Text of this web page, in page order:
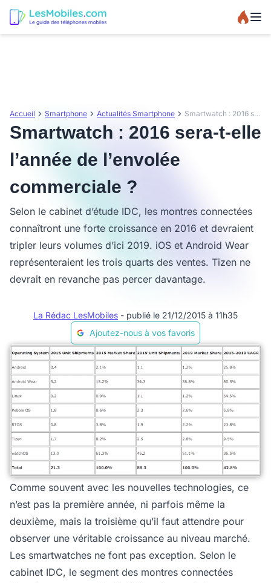
Accueil Smartphone Actualités Smartphone Smartwatch : 2016 sera-t-elle l’année de l’envolée commerciale ?
Smartwatch : 2016 sera-t-elle
l’année de l’envolée
commerciale ?
Selon le cabinet d’étude IDC, les montres connectées
connaîtront une forte croissance en 2016 et devraient
tripler leurs volumes d’ici 2019. iOS et Android Wear
représenteraient les trois quarts des ventes. Tizen ne
devrait en revanche pas percer davantage.
La Rédac LesMobiles - publié le 21/12/2015 à 11h35
Ajoutez-nous à vos favoris
Comme souvent avec les nouvelles technologies, ce
n’est pas la première année, ni parfois même la
deuxième, mais la troisième qu’il faut attendre pour
observer une véritable croissance au niveau marché.
Les smartwatches ne font pas exception. Selon le
cabinet IDC, le segment des montres connectées